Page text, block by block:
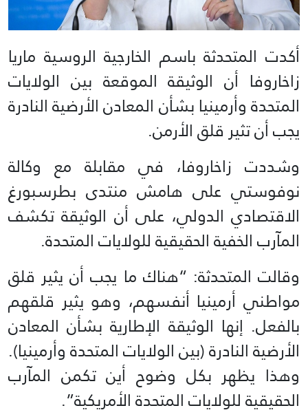
أكدت المتحدثة باسم الخارجية الروسية ماريا
زاخاروفا أن الوثيقة الموقعة بين الولايات
المتحدة وأرمينيا بشأن المعادن الأرضية النادرة
يجب أن تثير قلق الأرمن.
وشددت زاخاروفا، في مقابلة مع وكالة
نوفوستي على هامش منتدى بطرسبورغ
الاقتصادي الدولي، على أن الوثيقة تكشف
المآرب الخفية الحقيقية للولايات المتحدة.
وقالت المتحدثة: “هناك ما يجب أن يثير قلق
مواطني أرمينيا أنفسهم، وهو يثير قلقهم
بالفعل. إنها الوثيقة الإطارية بشأن المعادن
الأرضية النادرة (بين الولايات المتحدة وأرمينيا).
وهذا يظهر بكل وضوح أين تكمن المآرب
الحقيقية للولايات المتحدة الأمريكية”.